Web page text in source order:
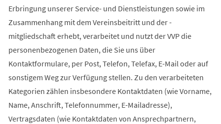
Erbringung unserer Service- und Dienstleistungen sowie im
Zusammenhang mit dem Vereinsbeitritt und der -
mitgliedschaft erhebt, verarbeitet und nutzt der VVP die
personenbezogenen Daten, die Sie uns über
Kontaktformulare, per Post, Telefon, Telefax, E-Mail oder auf
sonstigem Weg zur Verfügung stellen. Zu den verarbeiteten
Kategorien zählen insbesondere Kontaktdaten (wie Vorname,
Name, Anschrift, Telefonnummer, E-Mailadresse),
Vertragsdaten (wie Kontaktdaten von Ansprechpartnern,